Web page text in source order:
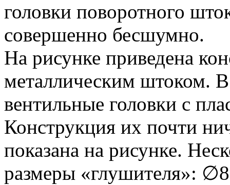
головки поворотного
совершенно бесшумно.
На рисунке приведена
металлическим штоком.
вентильные головки с
Конструкция их почти
показана на рисунке.
размеры «глушителя»: